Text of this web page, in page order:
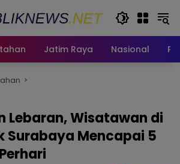
Jatim Raya Nasional
Lebaran, Wisatawan di
Surabaya Mencapai 5